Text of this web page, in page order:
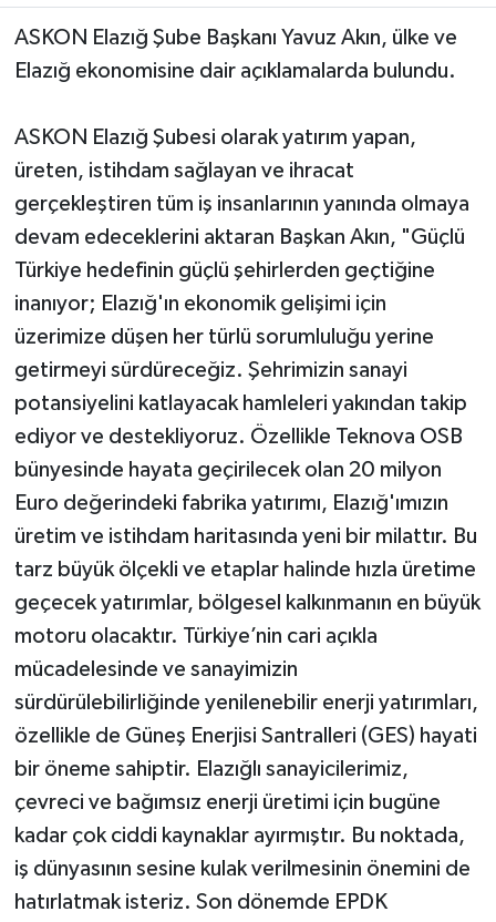
ASKON Elazığ Şube Başkanı Yavuz Akın, ülke ve
Elazığ ekonomisine dair açıklamalarda bulundu.
ASKON Elazığ Şubesi olarak yatırım yapan,
üreten, istihdam sağlayan ve ihracat
gerçekleştiren tüm iş insanlarının yanında olmaya
devam edeceklerini aktaran Başkan Akın, "Güçlü
Türkiye hedefinin güçlü şehirlerden geçtiğine
inanıyor; Elazığ'ın ekonomik gelişimi için
üzerimize düşen her türlü sorumluluğu yerine
getirmeyi sürdüreceğiz. Şehrimizin sanayi
potansiyelini katlayacak hamleleri yakından takip
ediyor ve destekliyoruz. Özellikle Teknova OSB
bünyesinde hayata geçirilecek olan 20 milyon
Euro değerindeki fabrika yatırımı, Elazığ'ımızın
üretim ve istihdam haritasında yeni bir milattır. Bu
tarz büyük ölçekli ve etaplar halinde hızla üretime
geçecek yatırımlar, bölgesel kalkınmanın en büyük
motoru olacaktır. Türkiye’nin cari açıkla
mücadelesinde ve sanayimizin
sürdürülebilirliğinde yenilenebilir enerji yatırımları,
özellikle de Güneş Enerjisi Santralleri (GES) hayati
bir öneme sahiptir. Elazığlı sanayicilerimiz,
çevreci ve bağımsız enerji üretimi için bugüne
kadar çok ciddi kaynaklar ayırmıştır. Bu noktada,
iş dünyasının sesine kulak verilmesinin önemini de
hatırlatmak isteriz. Son dönemde EPDK
SPOR
YAŞAM